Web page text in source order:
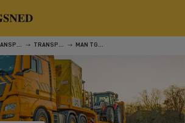
TRANSPORT TRANSPORT MAN TGX TREKKER (51)